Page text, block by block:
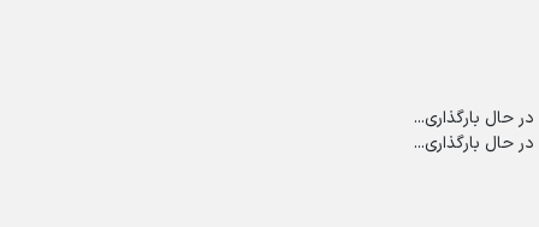
در حال بارگذاری...
در حال بارگذاری...